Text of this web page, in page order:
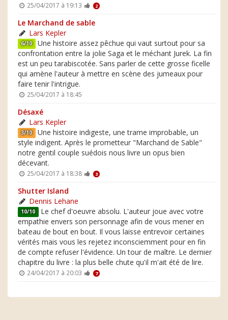
25/04/2017 à 19:13 2
Le Marchand de sable
Lars Kepler
6/10 Une histoire assez pêchue qui vaut surtout pour sa
confrontation entre la jolie Saga et le méchant Jurek. La fin
est un peu tarabiscotée. Sans parler de cette grosse ficelle
qui amène l'auteur à mettre en scène des jumeaux pour
faire tenir l'intrigue.
25/04/2017 à 18:45
Désaxé
Lars Kepler
3/10 Une histoire indigeste, une trame improbable, un
style indigent. Après le prometteur "Marchand de Sable"
notre gentil couple suédois nous livre un opus bien
décevant.
25/04/2017 à 18:38 3
Shutter Island
Dennis Lehane
10/10 Le chef d'oeuvre absolu. L'auteur joue avec votre
empathie envers son personnage afin de vous mener en
bateau de bout en bout. Il vous laisse entrevoir certaines
vérités mais vous les rejetez inconsciemment pour en fin
de compte refuser l'évidence. Un tour de maître. Le dernier
chapitre du livre : la plus belle chute qu'il m'ait été de lire.
24/04/2017 à 20:03 7